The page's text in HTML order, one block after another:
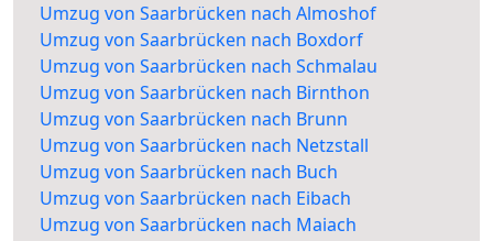
Umzug von Saarbrücken nach Almoshof
Umzug von Saarbrücken nach Boxdorf
Umzug von Saarbrücken nach Schmalau
Umzug von Saarbrücken nach Birnthon
Umzug von Saarbrücken nach Brunn
Umzug von Saarbrücken nach Netzstall
Umzug von Saarbrücken nach Buch
Umzug von Saarbrücken nach Eibach
Umzug von Saarbrücken nach Maiach